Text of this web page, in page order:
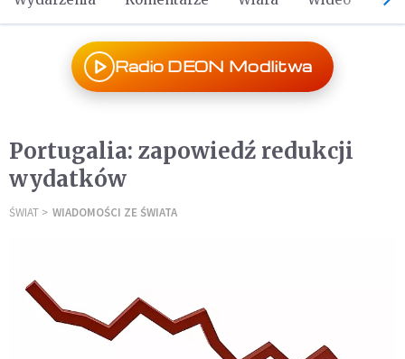
Radio DEON Modlitwa
Portugalia: zapowiedź redukcji
wydatków
ŚWIAT WIADOMOŚCI ZE ŚWIATA